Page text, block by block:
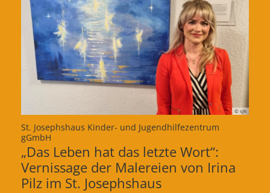
© sjh
St. Josephshaus Kinder- und Jugendhilfezentrum
gGmbH
„Das Leben hat das letzte Wort“:
Vernissage der Malereien von Irina
Pilz im St. Josephshaus